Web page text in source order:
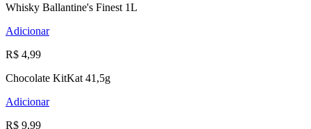
Whisky Ballantine's Finest 1L
Adicionar
R$ 4,99
Chocolate KitKat 41,5g
Adicionar
R$ 9,99